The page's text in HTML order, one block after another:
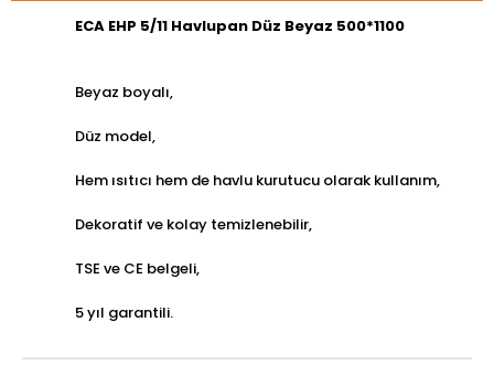
ECA EHP 5/11 Havlupan Düz Beyaz 500*1100
Beyaz boyalı,
Düz model,
Hem ısıtıcı hem de havlu kurutucu olarak kullanım,
Dekoratif ve kolay temizlenebilir,
TSE ve CE belgeli,
5 yıl garantili.